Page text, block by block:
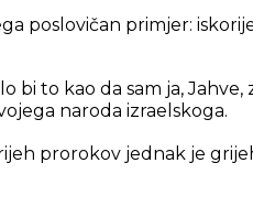
poslovičan primjer:
bi to kao da sam ja,
naroda izraelskoga.
prorokov jednak je